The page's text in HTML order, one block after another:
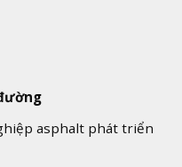
asphalt phát triển